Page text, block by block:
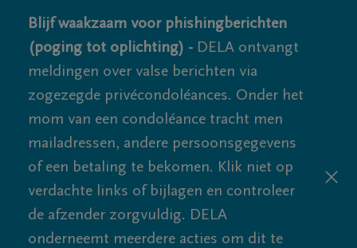
Blijf waakzaam voor phishingberichten
(poging tot oplichting) - DELA ontvangt
meldingen over valse berichten via
zogezegde privécondoléances. Onder het
mom van een condoléance tracht men
mailadressen, andere persoonsgegevens
of een betaling te bekomen. Klik niet op
verdachte links of bijlagen en controleer
de afzender zorgvuldig. DELA
onderneemt meerdere acties om dit te